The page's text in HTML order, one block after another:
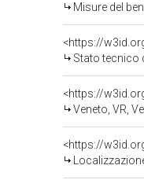
Misure del
<https://
Stato tecnico
<https://
Veneto, VR,
<https://